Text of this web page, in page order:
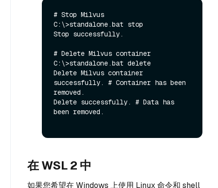
# Stop Milvus
C:\>standalone.bat stop
Stop successfully.
# Delete Milvus container
C:\>standalone.bat delete
Delete Milvus container
successfully. # Container has been
removed.
Delete successfully. # Data has
been removed.
在 WSL 2 中
如果您希望在 Windows 上使用 Linux 命令和 shell